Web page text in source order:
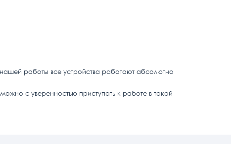
работы все устройства работают абсолютно
с уверенностью приступать к работе в такой